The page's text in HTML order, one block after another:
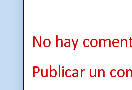
No hay
Publicar un